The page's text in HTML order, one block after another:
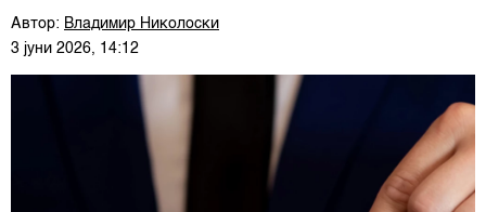
Автор: Владимир Николоски
3 јуни 2026, 14:12